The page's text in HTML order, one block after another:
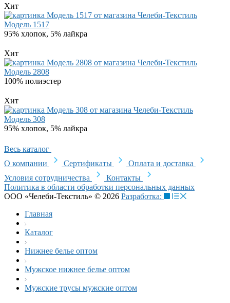
Хит
Модель 1517
95% хлопок, 5% лайкра
Хит
Модель 2808
100% полиэстер
Хит
Модель 308
95% хлопок, 5% лайкра
Весь каталог
О компании
Сертификаты
Оплата и доставка
Условия сотрудничества
Контакты
Политика в области обработки персональных данных
ООО «Челеби-Текстиль» © 2026 Разработка:
Главная
Каталог
Нижнее белье оптом
Мужское нижнее белье оптом
Мужские трусы мужские оптом